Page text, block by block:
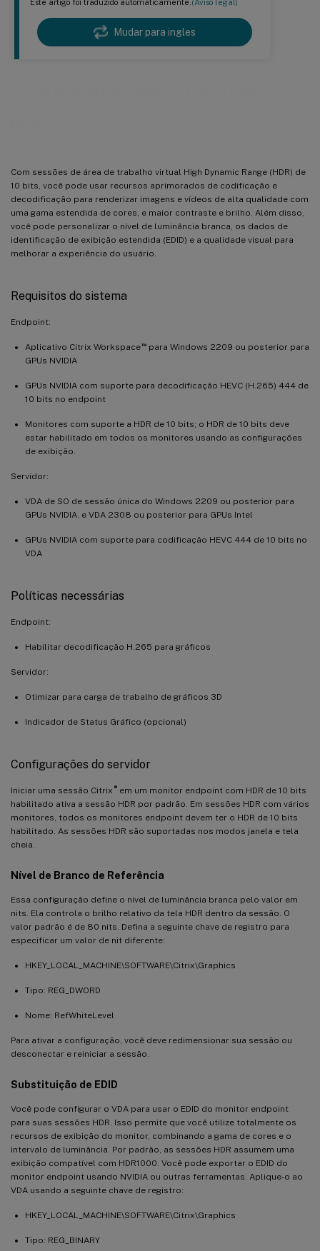
Este artigo foi traduzido automaticamente.(Aviso legal)
Mudar para ingles
Com sessões de área de trabalho virtual High Dynamic Range (HDR) de
10 bits, você pode usar recursos aprimorados de codificação e
decodificação para renderizar imagens e vídeos de alta qualidade com
uma gama estendida de cores, e maior contraste e brilho. Além disso,
você pode personalizar o nível de luminância branca, os dados de
identificação de exibição estendida (EDID) e a qualidade visual para
melhorar a experiência do usuário.
Requisitos do sistema
Endpoint:
Aplicativo Citrix Workspace™para Windows 2209 ou posterior para
GPUs NVIDIA
GPUs NVIDIA com suporte para decodificação HEVC (H.265) 444 de
10 bits no endpoint
Monitores com suporte a HDR de 10 bits; o HDR de 10 bits deve
estar habilitado em todos os monitores usando as configurações
de exibição.
Servidor:
VDA de SO de sessão única do Windows 2209 ou posterior para
GPUs NVIDIA, e VDA 2308 ou posterior para GPUs Intel
GPUs NVIDIA com suporte para codificação HEVC 444 de 10 bits no
VDA
Políticas necessárias
Endpoint:
Habilitar decodificação H.265 para gráficos
Servidor:
Otimizar para carga de trabalho de gráficos 3D
Indicador de Status Gráfico (opcional)
Configurações do servidor
Iniciar uma sessão Citrix ®em um monitor endpoint com HDR de 10 bits
habilitado ativa a sessão HDR por padrão. Em sessões HDR com vários
monitores, todos os monitores endpoint devem ter o HDR de 10 bits
habilitado. As sessões HDR são suportadas nos modos janela e tela
cheia.
Nível de Branco de Referência
Essa configuração define o nível de luminância branca pelo valor em
nits. Ela controla o brilho relativo da tela HDR dentro da sessão. O
valor padrão é de 80 nits. Defina a seguinte chave de registro para
especificar um valor de nit diferente:
HKEY_LOCAL_MACHINE\SOFTWARE\Citrix\Graphics
Tipo: REG_DWORD
Nome: RefWhiteLevel
Para ativar a configuração, você deve redimensionar sua sessão ou
desconectar e reiniciar a sessão.
Substituição de EDID
Você pode configurar o VDA para usar o EDID do monitor endpoint
para suas sessões HDR. Isso permite que você utilize totalmente os
recursos de exibição do monitor, combinando a gama de cores e o
intervalo de luminância. Por padrão, as sessões HDR assumem uma
exibição compatível com HDR1000. Você pode exportar o EDID do
monitor endpoint usando NVIDIA ou outras ferramentas. Aplique-o ao
VDA usando a seguinte chave de registro:
HKEY_LOCAL_MACHINE\SOFTWARE\Citrix\Graphics
Tipo: REG_BINARY